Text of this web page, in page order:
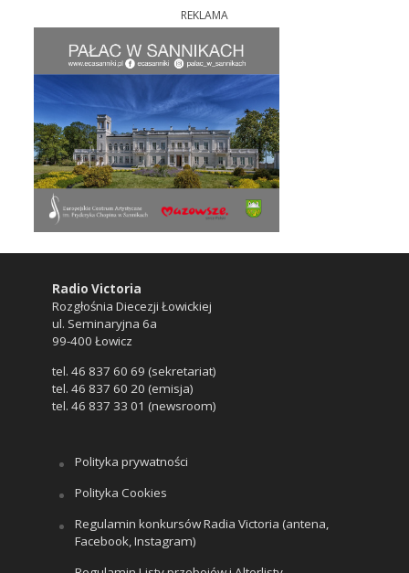
REKLAMA
Radio Victoria
Rozgłośnia Diecezji Łowickiej
ul. Seminaryjna 6a
99-400 Łowicz
tel. 46 837 60 69 (sekretariat)
tel. 46 837 60 20 (emisja)
tel. 46 837 33 01 (newsroom)
Polityka prywatności
Polityka Cookies
Regulamin konkursów Radia Victoria (antena,
Facebook, Instagram)